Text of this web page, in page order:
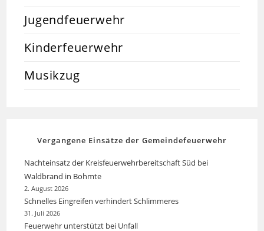
Jugendfeuerwehr
Kinderfeuerwehr
Musikzug
Vergangene Einsätze der Gemeindefeuerwehr
Nachteinsatz der Kreisfeuerwehrbereitschaft Süd bei
Waldbrand in Bohmte
2. August 2026
Schnelles Eingreifen verhindert Schlimmeres
31. Juli 2026
Feuerwehr unterstützt bei Unfall